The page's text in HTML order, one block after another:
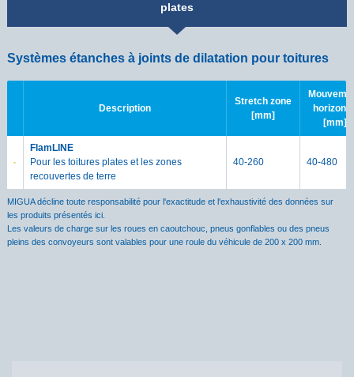
plates
Systèmes étanches à joints de dilatation pour toitures
Description
Stretch zone
[mm]
[mm]
FlamLINE
Pour les toitures plates et les zones
recouvertes de terre
40-260 40-480
MIGUA décline toute responsabilité pour l'exactitude et l'exhaustivité des données sur
les produits présentés ici.
Les valeurs de charge sur les roues en caoutchouc, pneus gonflables ou des pneus
pleins des convoyeurs sont valables pour une roule du véhicule de 200 x 200 mm.